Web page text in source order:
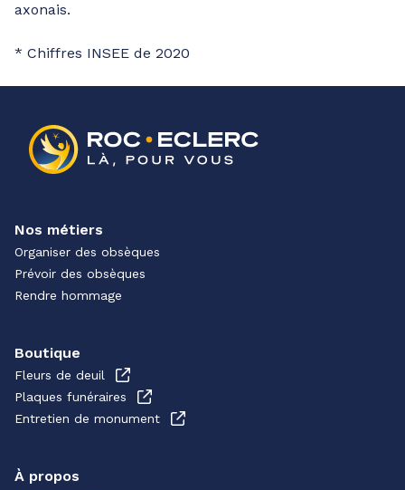
axonais.
* Chiffres INSEE de 2020
Nos métiers
Organiser des obsèques
Prévoir des obsèques
Rendre hommage
Boutique
Fleurs de deuil
Plaques funéraires
Entretien de monument
À propos